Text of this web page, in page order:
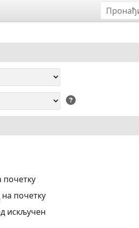
почетку
почетку
искључен